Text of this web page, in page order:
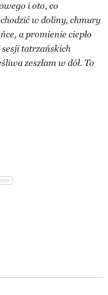
i oto, co
w doliny, chmury
a promienie ciepło
tatrzańskich
zeszłam w dół. To